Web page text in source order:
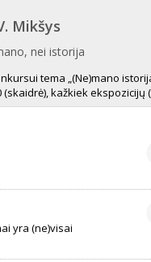
Mikšys
nei istorija
tema „(Ne)mano
(skaidrė), kažkiek ekspozicijų
yra (ne)visai